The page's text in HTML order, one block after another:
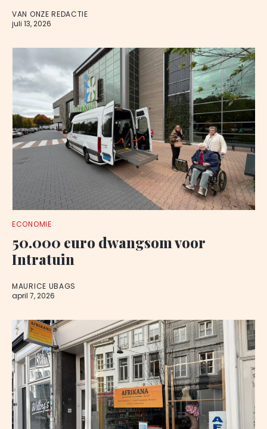
VAN ONZE REDACTIE
juli 13, 2026
ECONOMIE
50.000 euro dwangsom voor
Intratuin
MAURICE UBAGS
april 7, 2026